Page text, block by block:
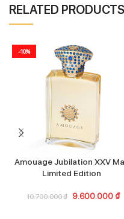
RELATED PRODUCTS
-10%
Amouage Jubilation XXV
Limited Edition
10.700.000₫ 9.600.000 ₫